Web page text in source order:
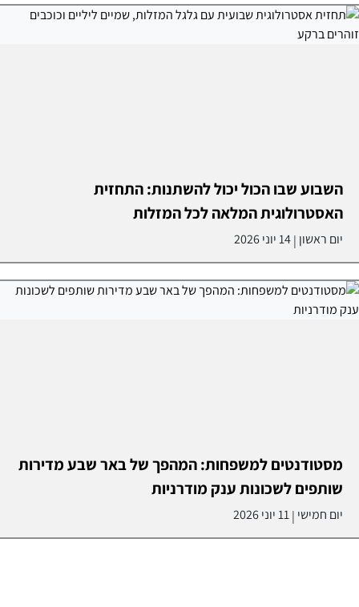
השבוע שבו הכול יכול להשתנות: התחזית
האסטרולוגית המלאה לכל המזלות
יום ראשון |14 יוני 2026
מסטודנטים למשפחות: המהפך של באר שבע מדירות
שותפים לשכונות ענק מודרניות
יום חמישי |11 יוני 2026